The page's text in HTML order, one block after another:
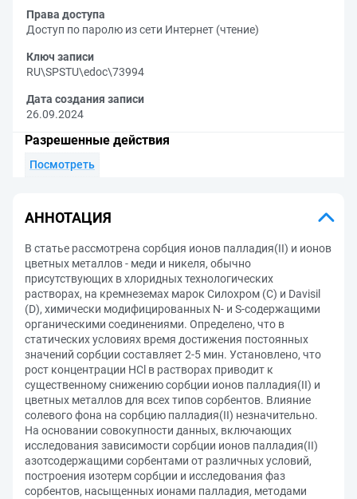
Права доступа
Доступ по паролю из сети Интернет (чтение)
Ключ записи
RU\SPSTU\edoc\73994
Дата создания записи
26.09.2024
Разрешенные действия
Посмотреть
АННОТАЦИЯ
В статье рассмотрена сорбция ионов палладия(II) и ионов
цветных металлов - меди и никеля, обычно
присутствующих в хлоридных технологических
растворах, на кремнеземах марок Силохром (С) и Davisil
(D), химически модифицированных N- и S-содержащими
органическими соединениями. Определено, что в
статических условиях время достижения постоянных
значений сорбции составляет 2-5 мин. Установлено, что
рост концентрации HCl в растворах приводит к
существенному снижению сорбции ионов палладия(II) и
цветных металлов для всех типов сорбентов. Влияние
солевого фона на сорбцию палладия(II) незначительно.
На основании совокупности данных, включающих
исследования зависимости сорбции ионов палладия(II)
азотсодержащими сорбентами от различных условий,
построения изотерм сорбции и исследования фаз
сорбентов, насыщенных ионами палладия, методами